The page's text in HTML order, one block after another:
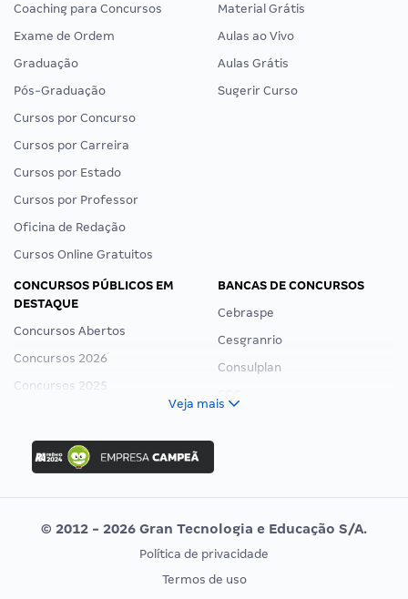
Coaching para Concursos
Exame de Ordem
Graduação
Pós-Graduação
Cursos por Concurso
Cursos por Carreira
Cursos por Estado
Cursos por Professor
Oficina de Redação
Cursos Online Gratuitos
Material Grátis
Aulas ao Vivo
Aulas Grátis
Sugerir Curso
CONCURSOS PÚBLICOS EM
DESTAQUE
Concursos Abertos
Concursos 2026
Concursos 2025
Concurso Ibama
Concurso MPU
Editais publicados
BANCAS DE CONCURSOS
Cebraspe
Cesgranrio
Consulplan
Vunesp
CONCURSOS POR PROFISSÃO
EXAME DE ORDEM
Veja mais
© 2012 - 2026 Gran Tecnologia e Educação S/A.
Política de privacidade
Termos de uso